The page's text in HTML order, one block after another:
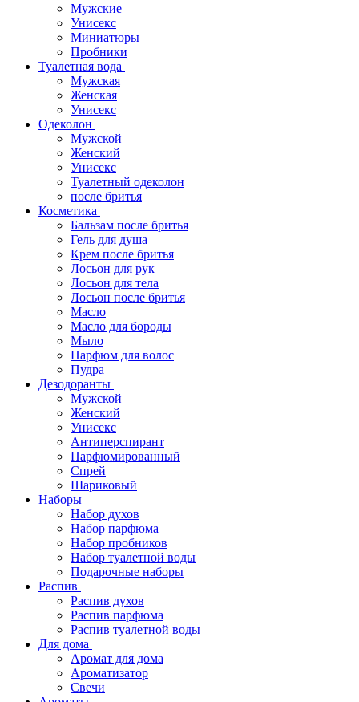
Мужские
Унисекс
Миниатюры
Пробники
Туалетная вода
Мужская
Женская
Унисекс
Одеколон
Мужской
Женский
Унисекс
Туалетный одеколон
после бритья
Косметика
Бальзам после бритья
Гель для душа
Крем после бритья
Лосьон для рук
Лосьон для тела
Лосьон после бритья
Масло
Масло для бороды
Мыло
Парфюм для волос
Пудра
Дезодоранты
Мужской
Женский
Унисекс
Антиперспирант
Парфюмированный
Спрей
Шариковый
Наборы
Набор духов
Набор парфюма
Набор пробников
Набор туалетной воды
Подарочные наборы
Распив
Распив духов
Распив парфюма
Распив туалетной воды
Для дома
Аромат для дома
Ароматизатор
Свечи